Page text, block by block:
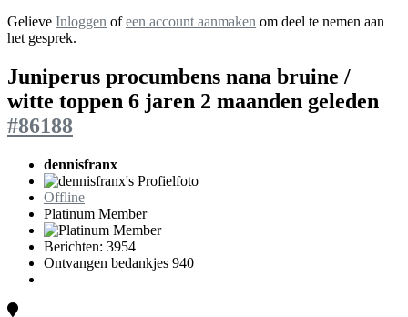
Gelieve Inloggen ofeen account aanmaken om deel te nemen aan
het gesprek.
Juniperus procumbens nana bruine /
witte toppen 6 jaren 2 maanden geleden
#86188
dennisfranx
Offline
Platinum Member
Berichten: 3954
Ontvangen bedankjes 940